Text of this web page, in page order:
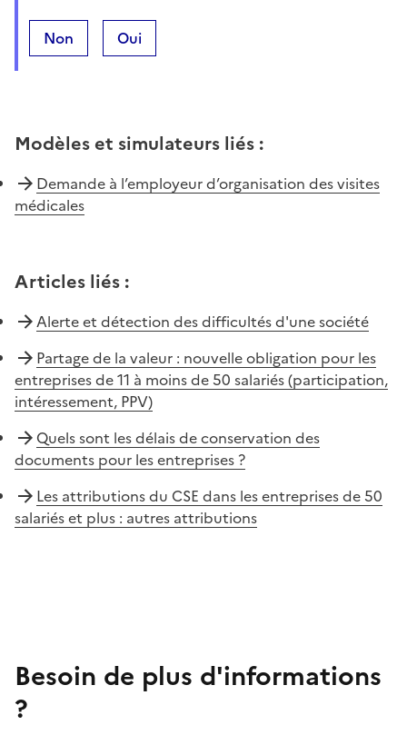
Non Oui
Modèles et simulateurs liés :
Demande à l’employeur d’organisation des visites
médicales
Articles liés :
Alerte et détection des difficultés d'une société
Partage de la valeur : nouvelle obligation pour les
entreprises de 11 à moins de 50 salariés (participation,
intéressement, PPV)
Quels sont les délais de conservation des
documents pour les entreprises ?
Les attributions du CSE dans les entreprises de 50
salariés et plus : autres attributions
Besoin de plus d'informations
?